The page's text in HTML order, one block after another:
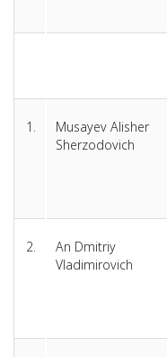
1.
Musayev Alisher
Sherzodovich
2.
An Dmitriy
Vladimirovich